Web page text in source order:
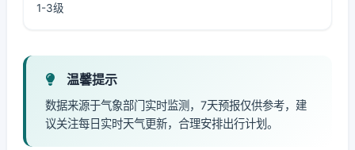
1-3级
温馨提示
数据来源于气象部门实时监测，7天预报仅供参考，建
议关注每日实时天气更新，合理安排出行计划。